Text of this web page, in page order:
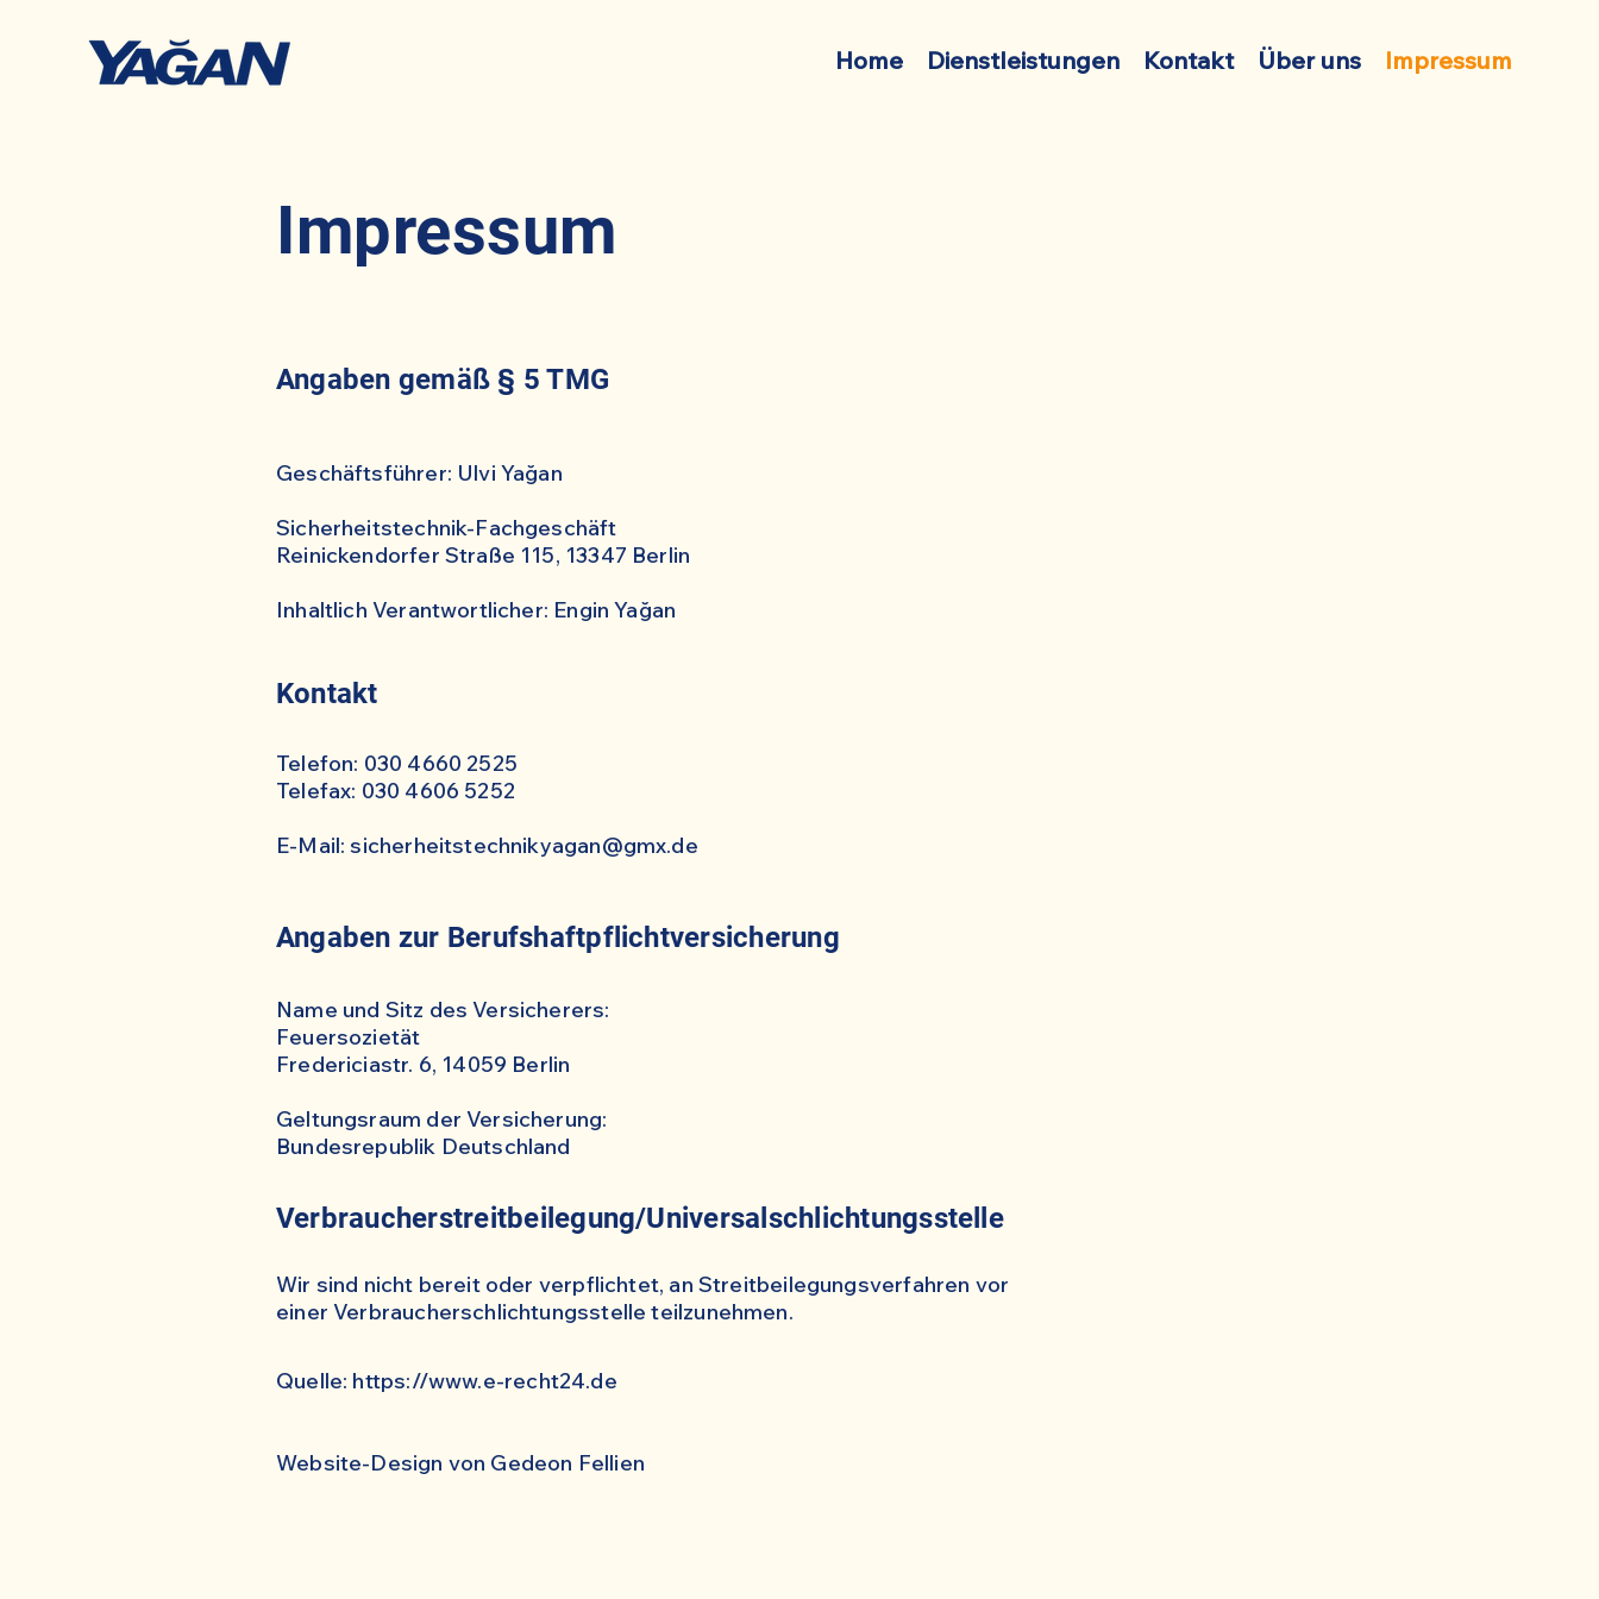
Home Dienstleistungen Kontakt Über uns Impressum
Impressum
Angaben gemäß § 5 TMG
Geschäftsführer: Ulvi Yağan
Sicherheitstechnik-Fachgeschäft
Reinickendorfer Straße 115, 13347 Berlin
Inhaltlich Verantwortlicher: Engin Yağan
Kontakt
Telefon: 030 4660 2525
Telefax: 030 4606 5252
E-Mail: sicherheitstechnikyagan@gmx.de
Angaben zur Berufshaftpflichtversicherung
Name und Sitz des Versicherers:
Feuersozietät
Fredericiastr. 6, 14059 Berlin
Geltungsraum der Versicherung:
Bundesrepublik Deutschland
Verbraucherstreitbeilegung/Universalschlichtungsstelle
Wir sind nicht bereit oder verpflichtet, an Streitbeilegungsverfahren vor
einer Verbraucherschlichtungsstelle teilzunehmen.
Quelle: https://www.e-recht24.de
Website-Design von Gedeon Fellien